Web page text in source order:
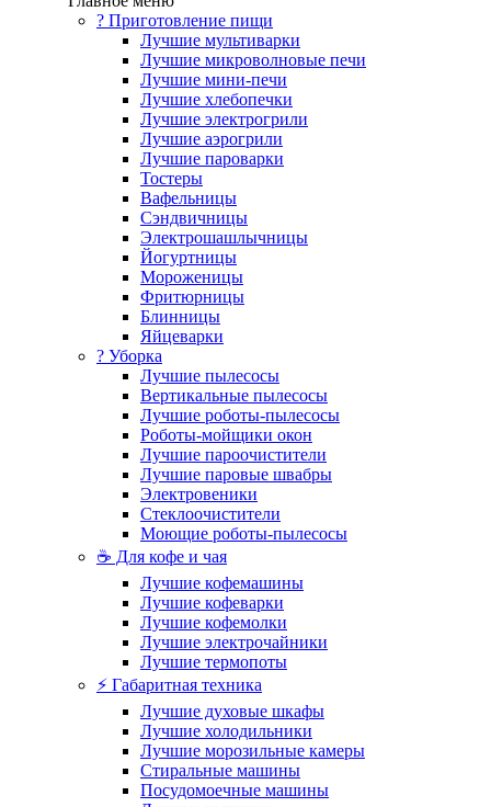
? Приготовление пищи
Лучшие мультиварки
Лучшие микроволновые печи
Лучшие мини-печи
Лучшие хлебопечки
Лучшие электрогрили
Лучшие аэрогрили
Лучшие пароварки
Тостеры
Вафельницы
Сэндвичницы
Электрошашлычницы
Йогуртницы
Мороженицы
Фритюрницы
Блинницы
Яйцеварки
? Уборка
Лучшие пылесосы
Вертикальные пылесосы
Лучшие роботы-пылесосы
Роботы-мойщики окон
Лучшие пароочистители
Лучшие паровые швабры
Электровеники
Стеклоочистители
Моющие роботы-пылесосы
☕ Для кофе и чая
Лучшие кофемашины
Лучшие кофеварки
Лучшие кофемолки
Лучшие электрочайники
Лучшие термопоты
⚡ Габаритная техника
Лучшие духовые шкафы
Лучшие холодильники
Лучшие морозильные камеры
Стиральные машины
Посудомоечные машины